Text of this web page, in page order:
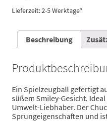
Lieferzeit: 2-5 Werktage*
Beschreibung
Ein Spielzeugball gefertigt
süßem Smiley-Gesicht.
Umwelt-Liebhaber. Der
Sprungeigenschaften und